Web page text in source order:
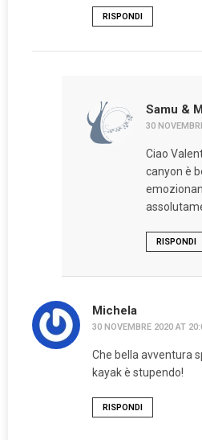
RISPONDI
Samu &
30
Ciao
canyon è
RISPONDI
Michela
30 NOVEMBRE 2020 AT
Che bella avventura
kayak è stupendo!
RISPONDI